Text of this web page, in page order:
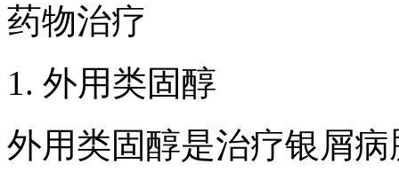
药物治疗
1. 外用类固醇
外用类固醇是治疗银屑